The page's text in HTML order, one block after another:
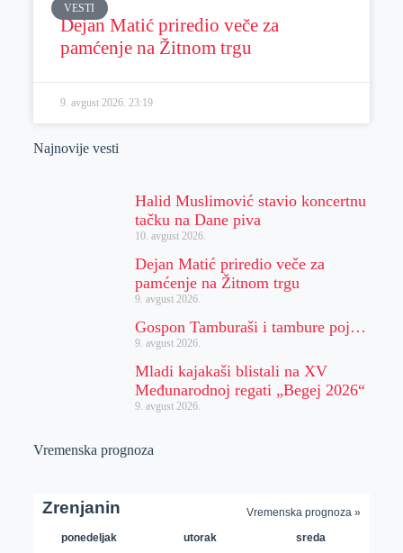
VESTI
Dejan Matić priredio veče za
pamćenje na Žitnom trgu
9. avgust 2026. 23:19
Najnovije vesti
Halid Muslimović stavio koncertnu
tačku na Dane piva
10. avgust 2026.
Dejan Matić priredio veče za
pamćenje na Žitnom trgu
9. avgust 2026.
Gospon Tamburaši i tambure poj…
9. avgust 2026.
Mladi kajakaši blistali na XV
Međunarodnoj regati „Begej 2026“
9. avgust 2026.
Vremenska prognoza